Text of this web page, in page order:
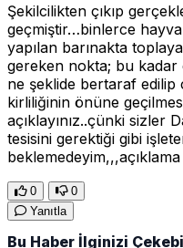
Şekilcilikten çıkıp
geçmiştir…binlerce
yapılan barınakta
gereken nokta; bu kadar
ne şeklide bertaraf edilip
kirliliğinin önüne
açıklayınız..çünki sizler
tesisini gerektiği gibi
0
0
Yanıtla
Bu Haber İlginizi